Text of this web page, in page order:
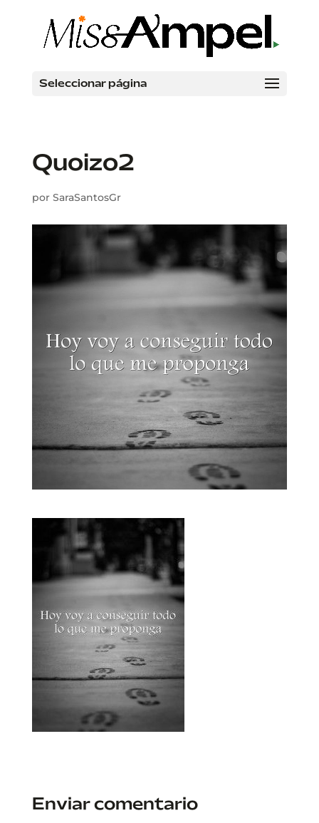
Seleccionar página
Quoizo2
por SaraSantosGr
Enviar comentario